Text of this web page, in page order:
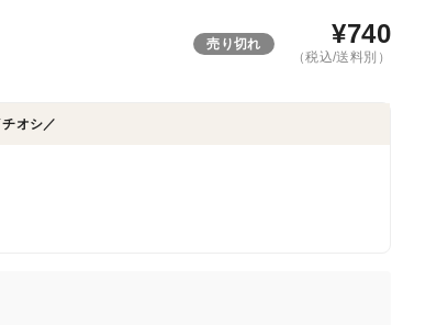
売り切れ ¥740
（税込/送料別）
オシ／